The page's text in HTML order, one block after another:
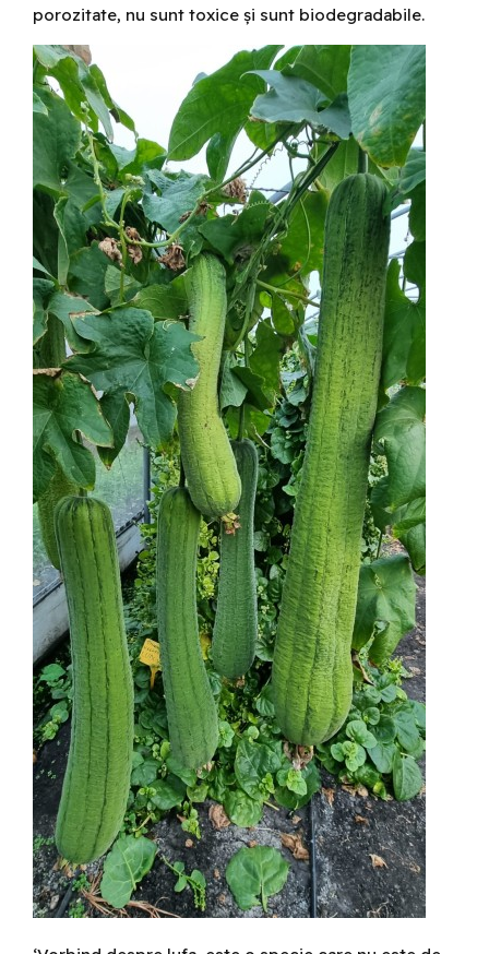
porozitate, nu sunt toxice și sunt biodegradabile.